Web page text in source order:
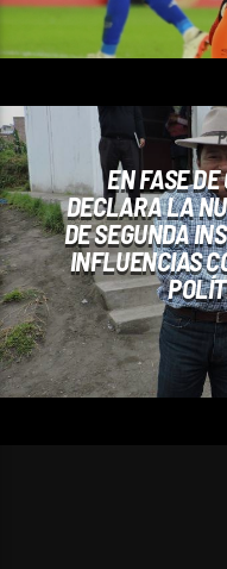
EN FASE
DECLARA LA
DE SEGUNDA
INFLUENCIAS